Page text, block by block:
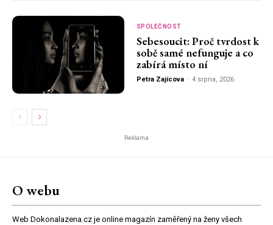
SPOLEČNOST
Sebesoucit: Proč tvrdost k
sobě samé nefunguje a co
zabírá místo ní
Petra Zajícova - 4 srpna, 2026
Reklama
O webu
Web Dokonalazena.cz je online magazín zaměřený na ženy všech